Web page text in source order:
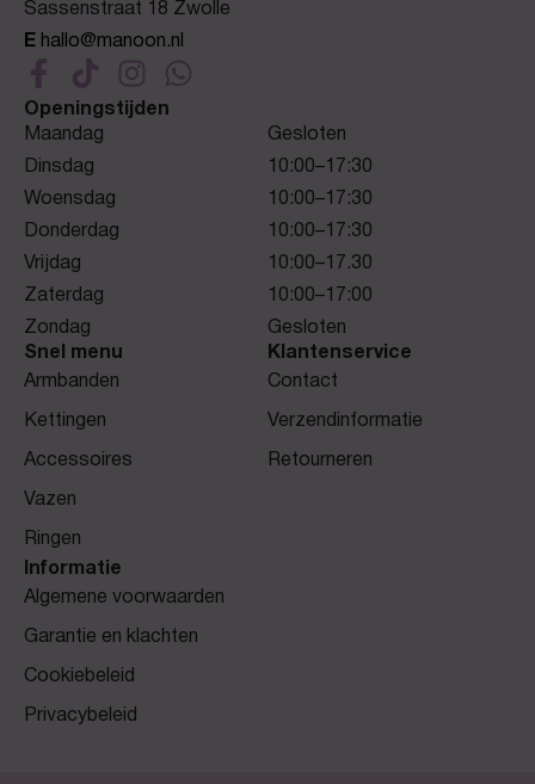
Sassenstraat 18 Zwolle
E hallo@manoon.nl
Openingstijden
Maandag
Gesloten
Dinsdag
10:00–17:30
Woensdag
10:00–17:30
Donderdag
10:00–17:30
Vrijdag
10:00–17.30
Zaterdag
10:00–17:00
Zondag
Gesloten
Snel menu
Armbanden
Kettingen
Accessoires
Vazen
Ringen
Klantenservice
Contact
Verzendinformatie
Retourneren
Informatie
Algemene voorwaarden
Garantie en klachten
Cookiebeleid
Privacybeleid